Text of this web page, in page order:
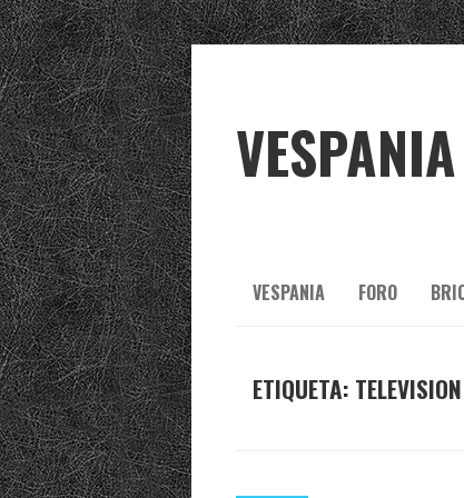
VESPANIA
VESPANIA FORO
ETIQUETA: TELEVISION